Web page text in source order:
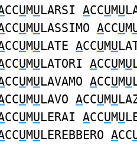
CCUMULARSI ACCUMU
CCUMULASSIMO ACCUM
CCUMULATE ACCUMU
CCUMULATORI ACCUMU
CCUMULAVAMO ACCUMU
CCUMULAVO ACCUMU
CCUMULERAI ACCUMU
CCUMULEREBBERO ACC